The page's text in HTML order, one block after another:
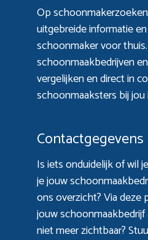
Op
uitgebreide informatie
schoonmaker voor
schoonmaakbedrijven
vergelijken en direct in
schoonmaaksters bij jou
Contactgegevens
Is iets onduidelijk of wil
je jouw
ons overzicht? Viadeze
jouw schoonmaakbedrijf
niet meer zichtbaar?